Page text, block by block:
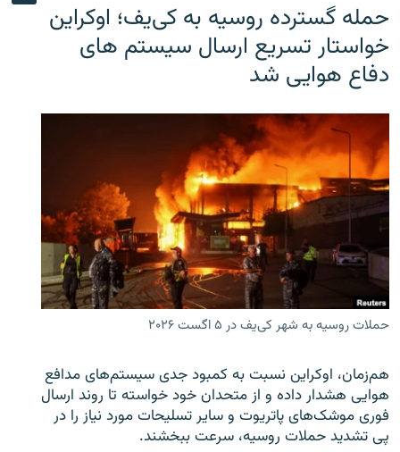
حمله گسترده روسیه به کی‌یف؛ اوکراین
خواستار تسریع ارسال سیستم های
دفاع هوایی شد
حملات روسیه به شهر کی‌یف در ۵ اگست ۲۰۲۶
هم‌زمان، اوکراین نسبت به کمبود جدی سیستم‌های مدافع
هوایی هشدار داده و از متحدان خود خواسته تا روند ارسال
فوری موشک‌های پاتریوت و سایر تسلیحات مورد نیاز را در
پی تشدید حملات روسیه، سرعت ببخشند.